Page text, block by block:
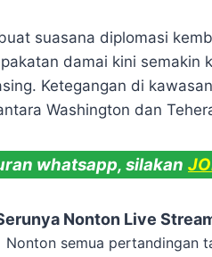
suasana diplomasi
damai kini
Ketegangan di
Washington dan
whatsapp, silakan
Nonton Live
Nonton semua pertandingan